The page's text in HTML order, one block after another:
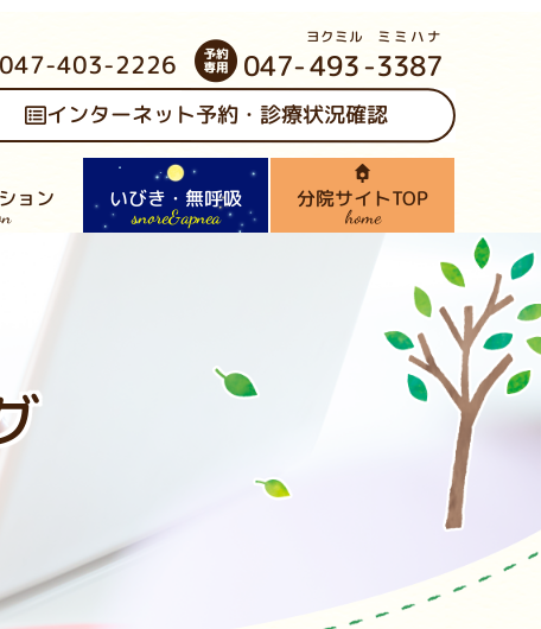
047-403-2226 047-493
ヨクミル
-3387
ミミハナ
インターネット予約・診療状況確認
ョン いびき・無呼吸
snore&apnea
分院サイトTOP
home